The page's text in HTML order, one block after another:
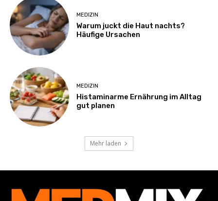
MEDIZIN
Warum juckt die Haut nachts?
Häufige Ursachen
MEDIZIN
Histaminarme Ernährung im Alltag
gut planen
Mehr laden